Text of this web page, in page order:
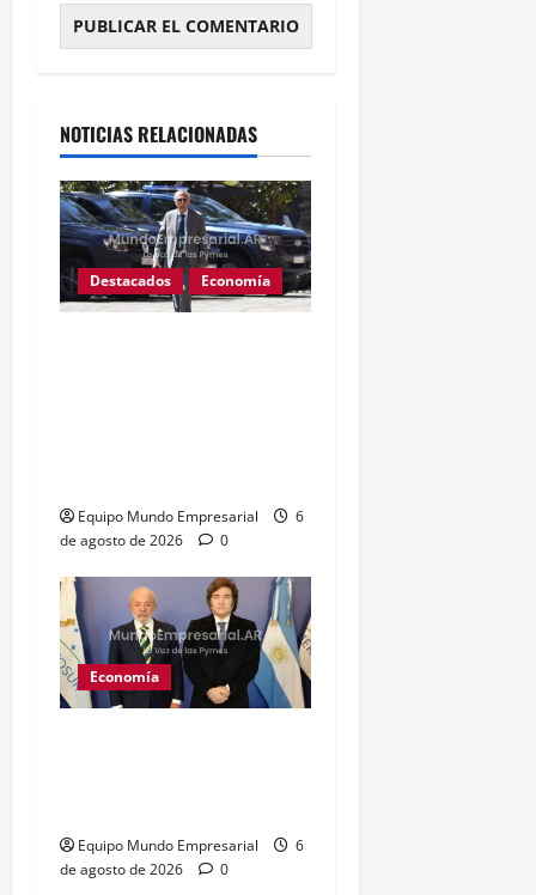
NOTICIAS RELACIONADAS
Destacados Economía
Equipo Mundo Empresarial
6
de agosto de 2026
0
Economía
Equipo Mundo Empresarial
6
de agosto de 2026
0